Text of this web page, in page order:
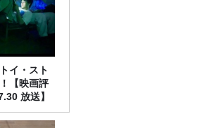
イ・スト
【映画評
放送】